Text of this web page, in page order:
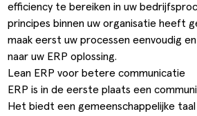
efficiency te bereiken in uw
principes binnen uw organisatie heeft
maak eerst uw processen eenvoudig
naar uw ERP oplossing.
Lean ERP voor betere communicatie
ERP is in de eerste plaats een
Het biedt een gemeenschappelijke